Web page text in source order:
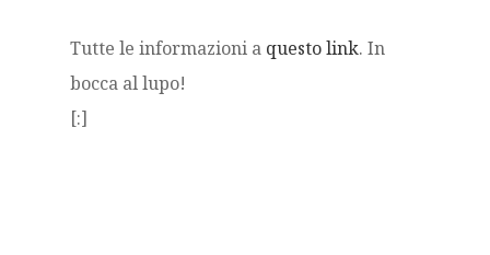
Tutte le informazioni a questo link. In
bocca al lupo!
[:]